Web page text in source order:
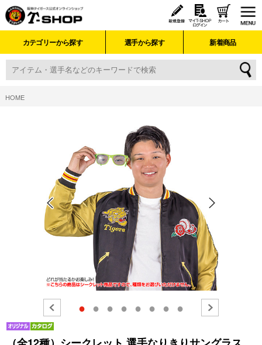
カテゴリーから探す 選手から探す 新着商品
HOME
● ● ● ● ● ● ● ●